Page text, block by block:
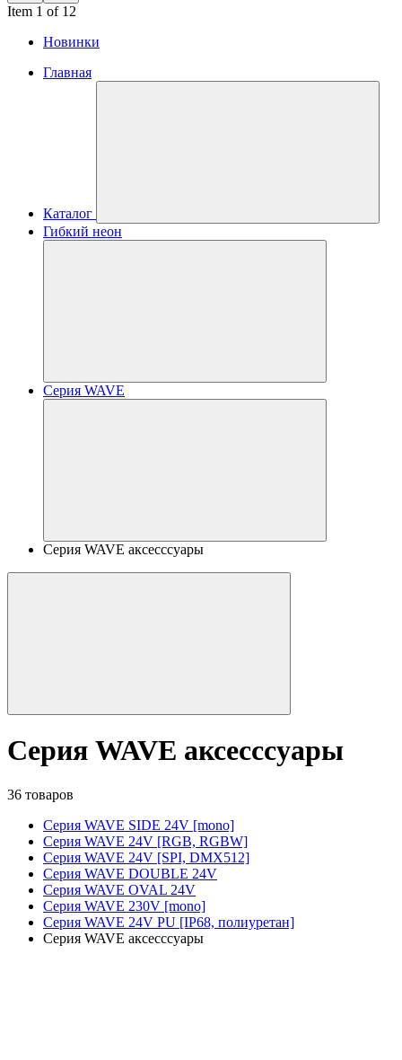
Item 1 of 12
Новинки
Главная
Каталог
Гибкий неон
Серия WAVE
Серия WAVE аксесссуары
Серия WAVE аксесссуары
36 товаров
Серия WAVE SIDE 24V [mono]
Серия WAVE 24V [RGB, RGBW]
Серия WAVE 24V [SPI, DMX512]
Серия WAVE DOUBLE 24V
Серия WAVE OVAL 24V
Серия WAVE 230V [mono]
Серия WAVE 24V PU [IP68, полиуретан]
Серия WAVE аксесссуары